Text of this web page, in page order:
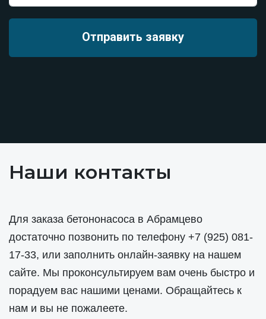
Наши контакты
Для заказа бетононасоса в Абрамцево
достаточно позвонить по телефону +7 (925) 081-
17-33, или заполнить онлайн-заявку на нашем
сайте. Мы проконсультируем вам очень быстро и
порадуем вас нашими ценами. Обращайтесь к
нам и вы не пожалеете.